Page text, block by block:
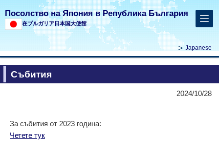
Посолство на Япония в Република България
在ブルガリア日本国大使館
Japanese
Събития
2024/10/28
За събития от 2023 година:
Четете тук